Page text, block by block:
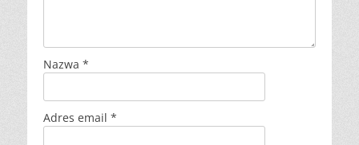
Nazwa *
Adres email *